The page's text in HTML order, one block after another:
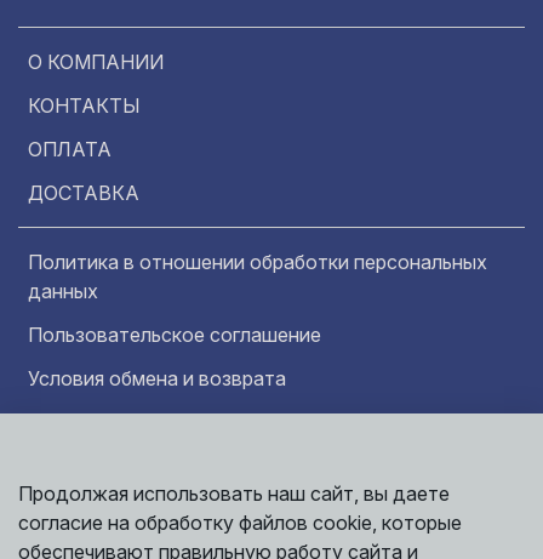
О КОМПАНИИ
КОНТАКТЫ
ОПЛАТА
ДОСТАВКА
Политика в отношении обработки персональных
данных
Пользовательское соглашение
Условия обмена и возврата
Информация представленная на сайте
носит исключительно ознакомительный
характер и ни при каких условиях не может
Продолжая использовать наш сайт, вы даете
согласие на обработку файлов cookie, которые
обеспечивают правильную работу сайта и
обработки